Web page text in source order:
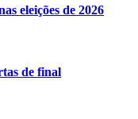
eleições de 2026
de final